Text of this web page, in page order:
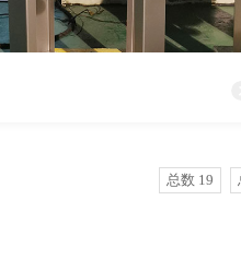
总数 19